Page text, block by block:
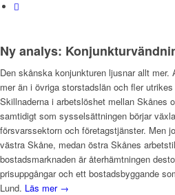
Ny analys:
Den skånska konjunkturen ljusnar allt
mer än i övriga storstadslän och fler
Skillnaderna i arbetslöshet mellan Skånes
samtidigt som sysselsättningen börjar
försvarssektorn och företagstjänster. Men
västra Skåne, medan östra Skånes
bostadsmarknaden är återhämtningen
prisuppgångar och ett bostadsbyggande
Lund. Läs mer →